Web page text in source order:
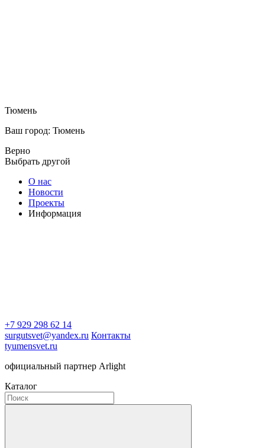
Тюмень
Ваш город: Тюмень
Верно
Выбрать другой
О нас
Новости
Проекты
Информация
+7 929 298 62 14
surgutsvet@yandex.ru Контакты
tyumensvet.ru
официальный партнер Arlight
Каталог